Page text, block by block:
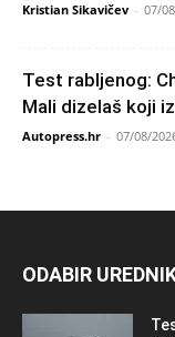
Kristian Sikavičev - 07/
Test rabljenog:
Mali dizelaš koji
Autopress.hr - 07/08/
ODABIR